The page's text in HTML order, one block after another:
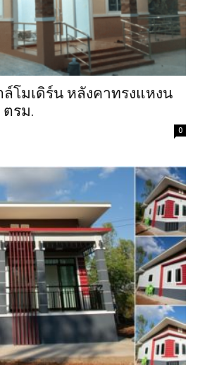
โมเดิร์น หลังคาทรงแหงน
รม.
0